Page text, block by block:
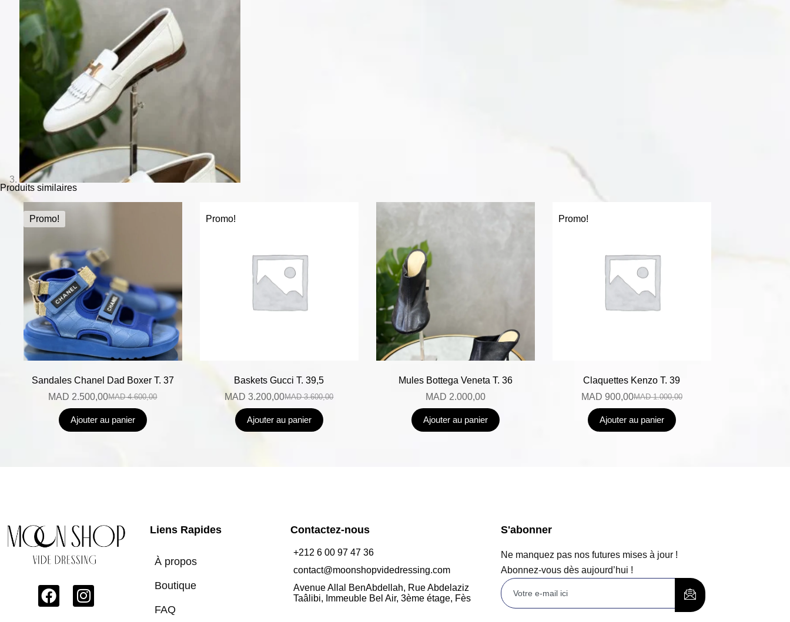
Produits similaires
Promo!
Sandales Chanel Dad Boxer T. 37
MAD4.600,00
MAD 2.500,00
Ajouter au panier
Promo!
Baskets Gucci T. 39,5
MAD3.600,00
MAD 3.200,00
Ajouter au panier
Mules Bottega Veneta T. 36
MAD 2.000,00
Ajouter au panier
Promo!
Claquettes Kenzo T. 39
MAD1.000,00
MAD 900,00
Ajouter au panier
Liens Rapides
À propos
Boutique
FAQ
Contactez-nous
+212 6 00 97 47 36
contact@moonshopvidedressing.com
Avenue Allal BenAbdellah, Rue Abdelaziz
Taâlibi, Immeuble Bel Air, 3ème étage, Fès
S'abonner
Ne manquez pas nos futures mises à jour !
Abonnez-vous dès aujourd’hui !